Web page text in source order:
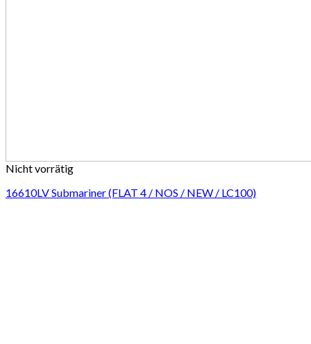
Nicht vorrätig
16610LV Submariner (FLAT 4 / NOS / NEW / LC100)